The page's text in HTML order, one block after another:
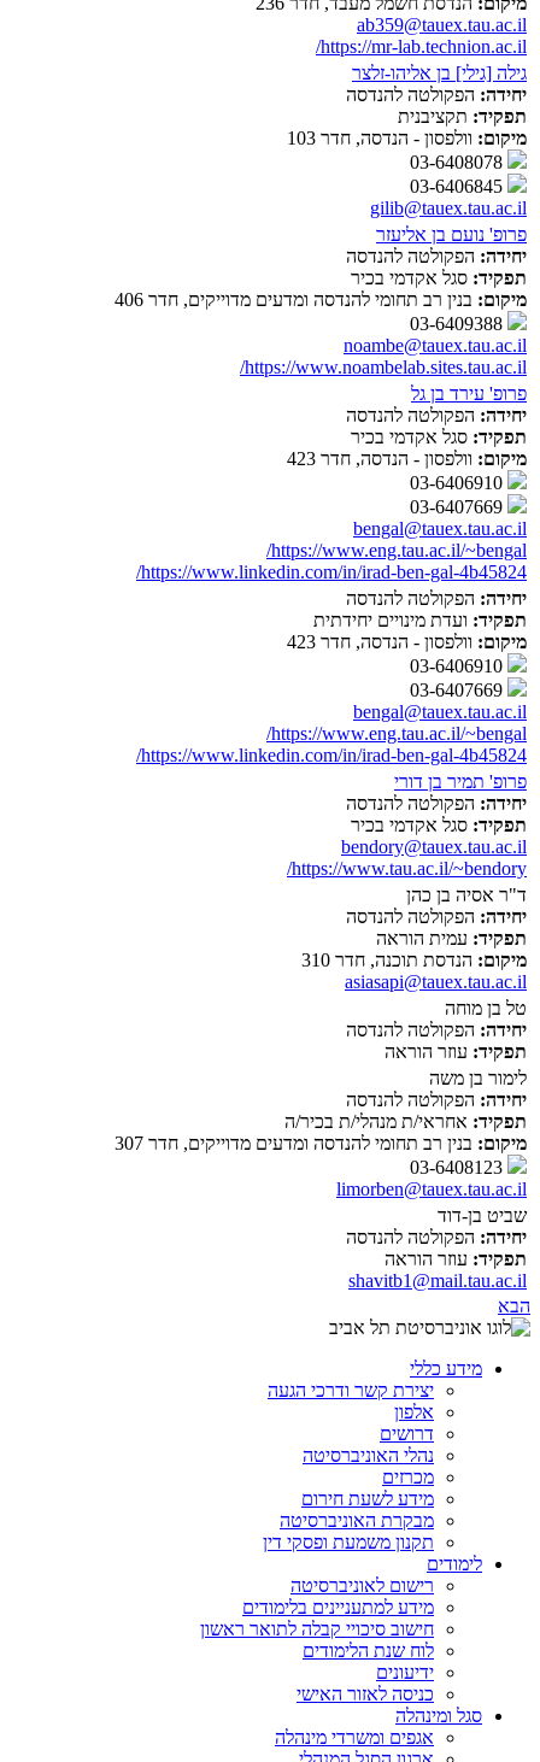
ab359@tauex.tau.ac.il
https://mr-lab.technion.ac.il/
גילה [גילי] בן אליהו-זלצר
יחידה: הפקולטה להנדסה
תפקיד: תקציבנית
מיקום: וולפסון - הנדסה, חדר 103
gilib@tauex.tau.ac.il
פרופ' נועם בן אליעזר
יחידה: הפקולטה להנדסה
תפקיד: סגל אקדמי בכיר
מיקום: בנין רב תחומי להנדסה ומדעים מדוייקים, חדר 406
noambe@tauex.tau.ac.il
https://www.noambelab.sites.tau.ac.il/
פרופ' עירד בן גל
יחידה: הפקולטה להנדסה
תפקיד: סגל אקדמי בכיר
מיקום: וולפסון - הנדסה, חדר 423
bengal@tauex.tau.ac.il
https://www.eng.tau.ac.il/~bengal/
https://www.linkedin.com/in/irad-ben-gal-4b45824/
יחידה: הפקולטה להנדסה
תפקיד: ועדת מינויים יחידתית
מיקום: וולפסון - הנדסה, חדר 423
bengal@tauex.tau.ac.il
https://www.eng.tau.ac.il/~bengal/
https://www.linkedin.com/in/irad-ben-gal-4b45824/
פרופ' תמיר בן דורי
יחידה: הפקולטה להנדסה
תפקיד: סגל אקדמי בכיר
bendory@tauex.tau.ac.il
https://www.tau.ac.il/~bendory/
ד"ר אסיה בן כהן
יחידה: הפקולטה להנדסה
תפקיד: עמית הוראה
מיקום: הנדסת תוכנה, חדר 310
asiasapi@tauex.tau.ac.il
טל בן מוחה
יחידה: הפקולטה להנדסה
תפקיד: עוזר הוראה
לימור בן משה
יחידה: הפקולטה להנדסה
תפקיד: אחראי/ת מנהלי/ת בכיר/ה
מיקום: בנין רב תחומי להנדסה ומדעים מדוייקים, חדר 307
limorben@tauex.tau.ac.il
שביט בן-דוד
יחידה: הפקולטה להנדסה
תפקיד: עוזר הוראה
shavitb1@mail.tau.ac.il
הבא
מידע כללי
יצירת קשר ודרכי הגעה
אלפון
דרושים
נהלי האוניברסיטה
מכרזים
מידע לשעת חירום
מבקרת האוניברסיטה
תקנון משמעת ופסקי דין
לימודים
רישום לאוניברסיטה
מידע למתעניינים בלימודים
חישוב סיכויי קבלה לתואר ראשון
לוח שנת הלימודים
ידיעונים
כניסה לאזור האישי
סגל ומינהלה
אגפים ומשרדי מינהלה